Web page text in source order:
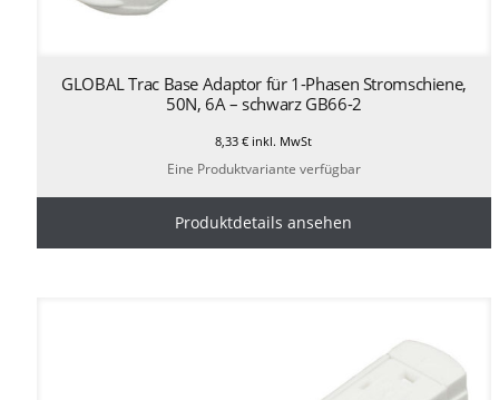
GLOBAL Trac Base Adaptor für 1-Phasen Stromschiene,
50N, 6A – schwarz GB66-2
8,33€ inkl. MwSt
Eine Produktvariante verfügbar
Produktdetails ansehen